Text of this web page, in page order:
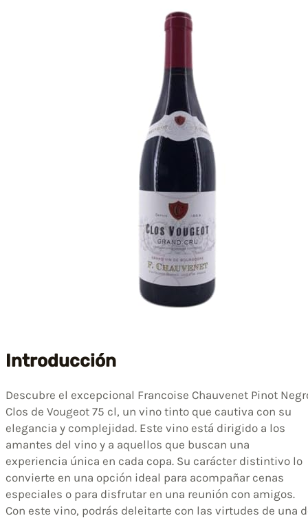
Introducción
Descubre el excepcional Francoise Chauvenet Pinot
Clos de Vougeot 75 cl, un vino tinto que cautiva con su
elegancia y complejidad. Este vino está dirigido a los
amantes del vino y a aquellos que buscan una
experiencia única en cada copa. Su carácter distintivo lo
convierte en una opción ideal para acompañar cenas
especiales o para disfrutar en una reunión con amigos.
Con este vino, podrás deleitarte con las virtudes de una